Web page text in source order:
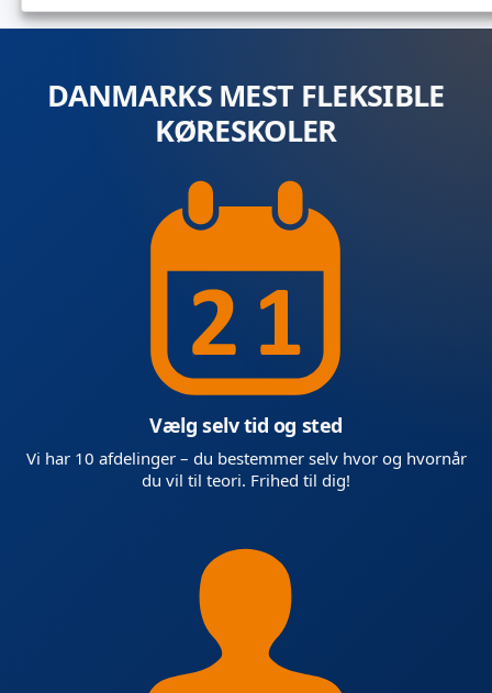
DANMARKS MEST FLEKSIBLE
KØRESKOLER
Vælg selv tid og sted
Vi har 10 afdelinger – du bestemmer selv hvor og hvornår
du vil til teori. Frihed til dig!